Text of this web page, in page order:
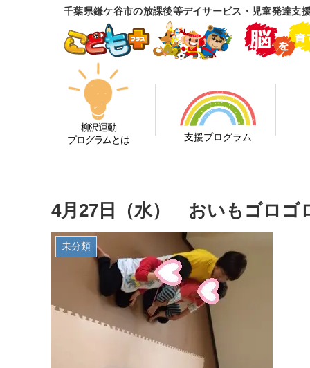
千葉県鎌ケ谷市の放課後等デイサービス・児童発達
柳沢運動
プログラムとは
支援プログラム
4月27日（水） おいもゴロ
未分類